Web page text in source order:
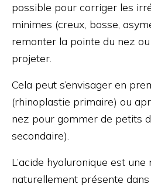
possible pour corriger les
minimes (creux, bosse,
remonter la pointe du nez
projeter.
Cela peut s’envisager en
(rhinoplastie primaire) ou
nez pour gommer de petits
secondaire).
L’acide hyaluronique est une
naturellement présente